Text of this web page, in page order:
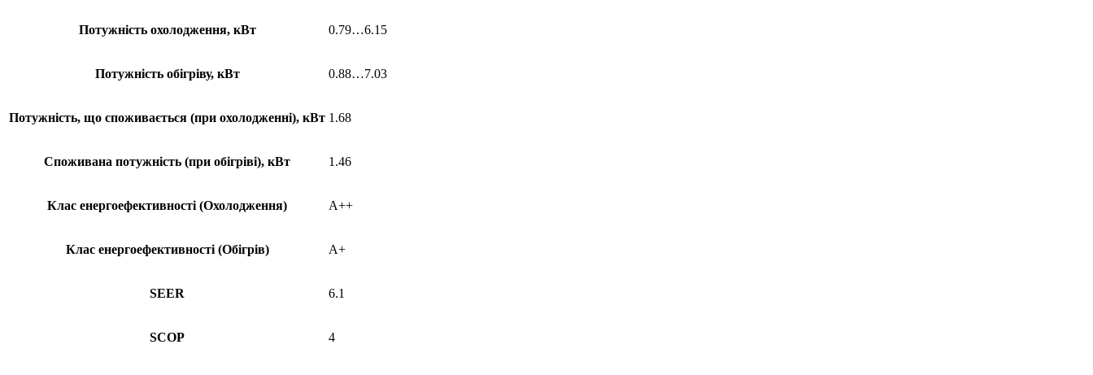
Потужність охолодження, кВт 0.79…6.15
Потужність обігріву, кВт 0.88…7.03
Потужність, що споживається (при охолодженні), кВт 1.68
Споживана потужність (при обігріві), кВт 1.46
Клас енергоефективності (Охолодження) A++
Клас енергоефективності (Обігрів) A+
SEER 6.1
SCOP 4